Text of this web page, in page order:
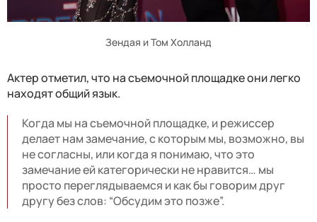
Зендая и Том Холланд
Актер отметил, что на съемочной площадке они легко
находят общий язык.
Когда мы на съемочной площадке, и режиссер
делает нам замечание, с которым мы, возможно, вы
не согласны, или когда я понимаю, что это
замечание ей категорически не нравится… мы
просто переглядываемся и как бы говорим друг
другу без слов: “Обсудим это позже”.